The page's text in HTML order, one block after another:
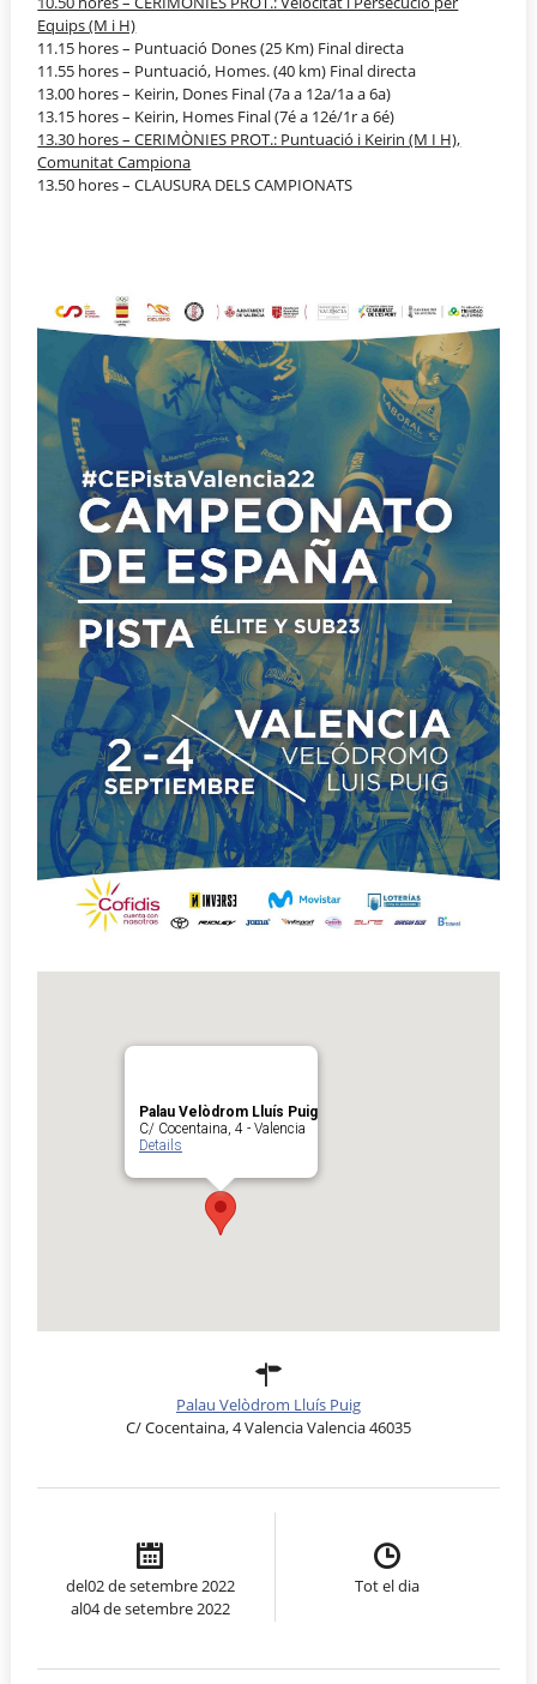
Equips (M i H)
11.15 hores – Puntuació Dones (25 Km) Final directa
11.55 hores – Puntuació, Homes. (40 km) Final directa
13.00 hores – Keirin, Dones Final (7a a 12a/1a a 6a)
13.15 hores – Keirin, Homes Final (7é a 12é/1r a 6é)
13.30 hores – CERIMÒNIES PROT.: Puntuació i Keirin (M I H),
Comunitat Campiona
13.50 hores – CLAUSURA DELS CAMPIONATS
Palau Velòdrom Lluís Puig
C/ Cocentaina, 4 - Valencia
Details
Palau Velòdrom Lluís Puig
C/ Cocentaina, 4 Valencia Valencia 46035
del02 de setembre 2022
al04 de setembre 2022
Tot el dia